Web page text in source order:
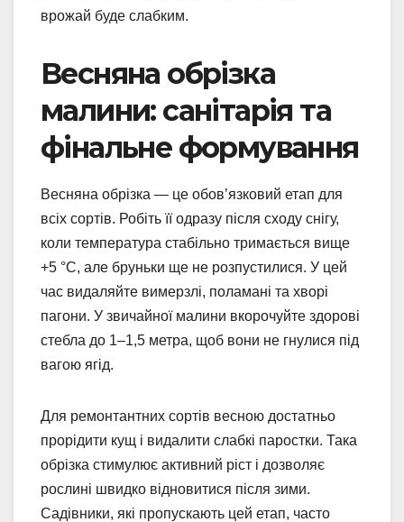
врожай буде слабким.
Весняна обрізка
малини: санітарія та
фінальне формування
Весняна обрізка — це обов’язковий етап для
всіх сортів. Робіть її одразу після сходу снігу,
коли температура стабільно тримається вище
+5 °C, але бруньки ще не розпустилися. У цей
час видаляйте вимерзлі, поламані та хворі
пагони. У звичайної малини вкорочуйте здорові
стебла до 1–1,5 метра, щоб вони не гнулися під
вагою ягід.
Для ремонтантних сортів весною достатньо
прорідити кущ і видалити слабкі паростки. Така
обрізка стимулює активний ріст і дозволяє
рослині швидко відновитися після зими.
Садівники, які пропускають цей етап, часто